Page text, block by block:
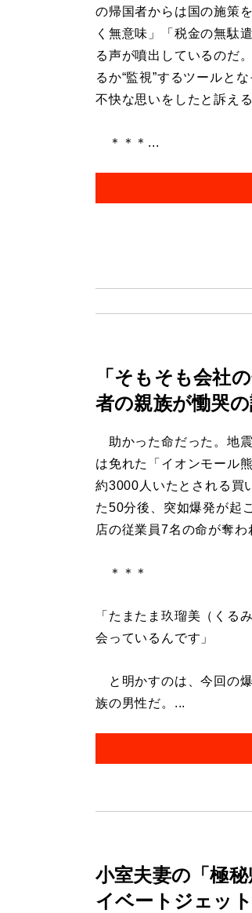
の帰国者からは国の施策
く無意味」「税金の無駄
る声が噴出しているのだ
るか“監視”するツールと
不快な思いをしたと訴え
＊＊＊...
「そもそも会社
者の親族が慟哭
助かった命だった。地
は免れた「イオンモール
約3000人いたとされる買
た50分後、突如爆発が起
店の従業員7名の命が奪わ
＊＊＊
「たまたま玖瑠美（くる
会っているんです」
と明かすのは、今回の
族の男性だ。...
小室夫妻の「極
イベートジェッ